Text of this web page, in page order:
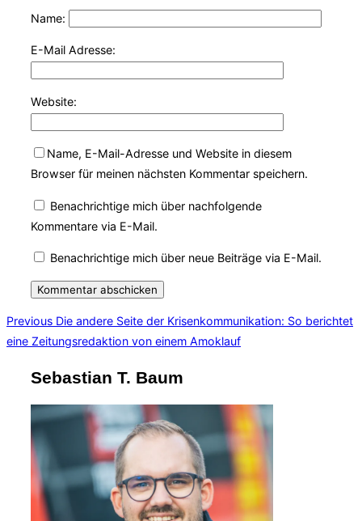
Name:
E-Mail Adresse:
Website:
Name, E-Mail-Adresse und Website in diesem
Browser für meinen nächsten Kommentar speichern.
Benachrichtige mich über nachfolgende
Kommentare via E-Mail.
Benachrichtige mich über neue Beiträge via E-Mail.
Beitragsnavigation
Previous
Previous Die andere Seite der Krisenkommunikation: So berichtet
eine Zeitungsredaktion von einem Amoklauf
Sebastian T. Baum